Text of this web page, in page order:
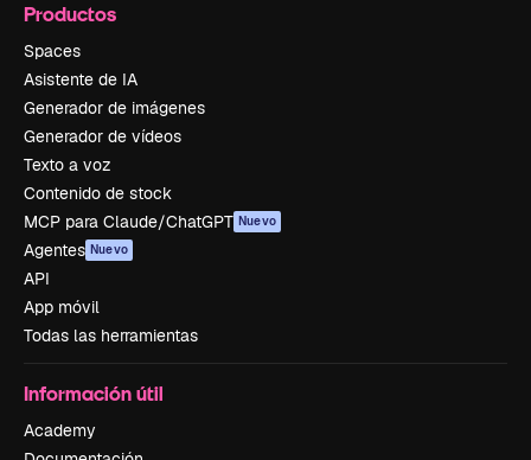
Productos
Spaces
Asistente de IA
Generador de imágenes
Generador de vídeos
Texto a voz
Contenido de stock
MCP para Claude/ChatGPT Nuevo
Agentes Nuevo
API
App móvil
Todas las herramientas
Información útil
Academy